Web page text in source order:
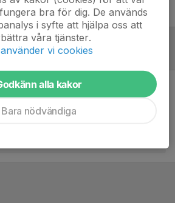
Tränare
Inget referat skrivet
bra för dig. De används
i syfte att hjälpa oss att
våra tjänster.
vi cookies
alla kakor
Bara nödvändiga